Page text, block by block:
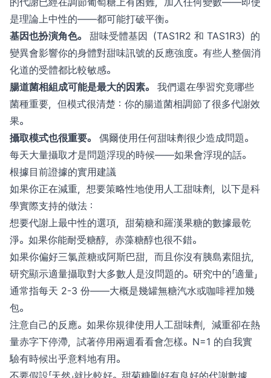
是理論上中性的——都可能打破平衡。
基因也扮演角色。
甜味受體基因（TAS1R2 和 TAS1R3）的
變異會影響你的身體對甜味訊號的反應強度。有些人整個消
化道的受體都比較敏感。
腸道菌相組成可能是最大的因素。
我們還在學習究竟哪些
菌種重要，但模式很清楚：你的腸道菌相調節了很多代謝效
果。
攝取模式也很重要。
偶爾使用任何甜味劑很少造成問題。
每天大量攝取才是問題浮現的時候——如果會浮現的話。
根據目前證據的實用建議
如果你正在減重，想要策略性地使用人工甜味劑，以下是科
學實際支持的做法：
想要代謝上最中性的選項，甜菊糖和羅漢果糖的數據最乾
淨。如果你能耐受糖醇，赤藻糖醇也很不錯。
如果你偏好三氯蔗糖或阿斯巴甜，而且你沒有胰島素阻抗，
研究顯示適量攝取對大多數人是沒問題的。研究中的「適量」
通常指每天 2-3 份——大概是幾罐無糖汽水或咖啡裡加幾
包。
注意自己的反應。如果你規律使用人工甜味劑，減重卻在熱
量赤字下停滯，試著停用兩週看看會怎樣。N=1 的自我實
驗有時候出乎意料地有用。
不要假設「天然」就比較好。甜菊糖剛好有良好的代謝數據，